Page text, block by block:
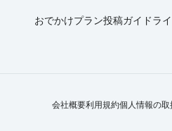
おでかけプラン投稿ガイドラ
会社概要利用規約個人情報の